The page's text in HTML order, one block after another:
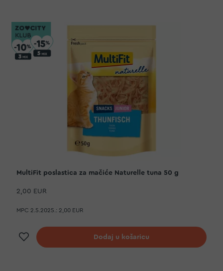
MultiFit poslastica za mačiće Naturelle tuna 50 g
2,00 EUR
MPC 2.5.2025.: 2,00 EUR
Dodaj na listu želja
Dodaj u košaricu